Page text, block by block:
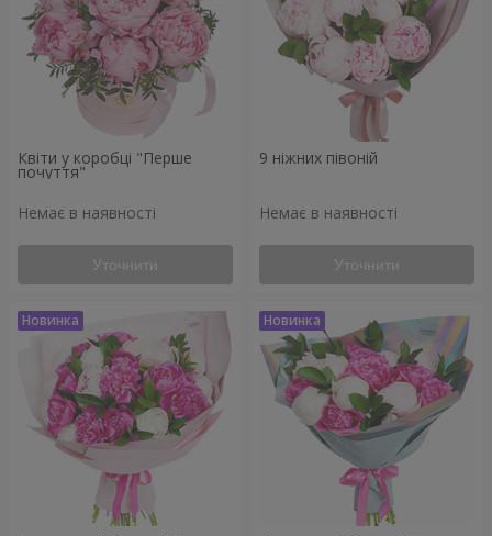
Квіти у коробці "Перше
почуття"
Немає в наявності
Уточнити
9 ніжних півоній
Немає в наявності
Уточнити